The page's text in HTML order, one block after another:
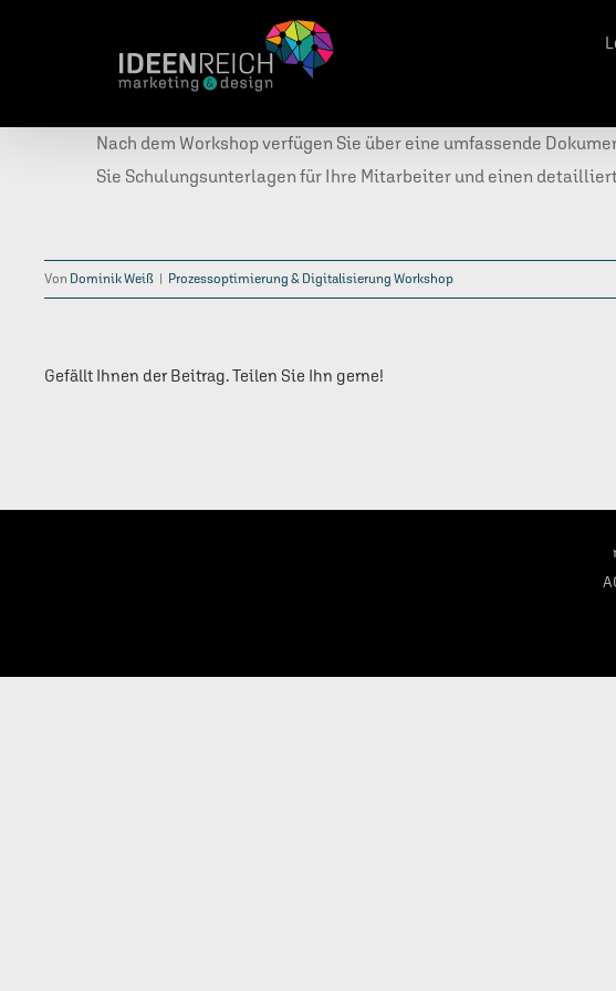
Nach dem Workshop verfügen Sie über eine umfassende
Sie Schulungsunterlagen für Ihre Mitarbeiter und einen
Von Dominik Weiß Prozessoptimierung & Digitalisierung Workshop
Gefällt Ihnen der Beitrag. Teilen Sie Ihn gerne!